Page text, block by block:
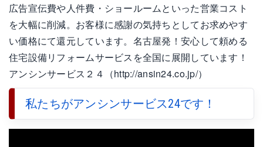
広告宣伝費や人件費・ショールームといった営業コスト
を大幅に削減。お客様に感謝の気持ちとしてお求め­やす
い価格にて還元しています。名古屋発！安心して頼める
住宅設備リフォームサービスを全国に展開しています！
アンシンサービス２４（http://ansin24.co.jp/）
私たちがアンシンサービス24です！